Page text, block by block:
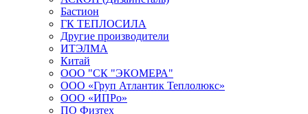
Бастион
ГК ТЕПЛОСИЛА
Другие производители
ИТЭЛМА
Китай
ООО "СК "ЭКОМЕРА"
ООО «Груп Атлантик Теплолюкс»
ООО «ИПРо»
ПО Физтех